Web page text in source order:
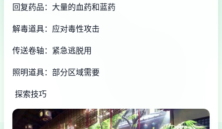
回复药品：大量的血药和蓝药
解毒道具：应对毒性攻击
传送卷轴：紧急逃脱用
照明道具：部分区域需要
探索技巧